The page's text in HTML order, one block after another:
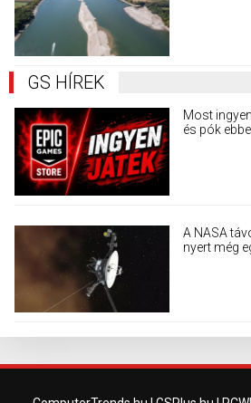
GS HÍREK
Most
és pók
A NASA
nyert még